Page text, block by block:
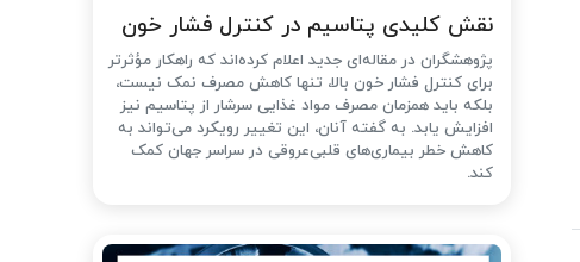
نقش کلیدی پتاسیم در کنترل فشار خون
پژوهشگران در مقاله‌ای جدید اعلام کرده‌اند که راهکار مؤثرتر
برای کنترل فشار خون بالا، تنها کاهش مصرف نمک نیست،
بلکه باید همزمان مصرف مواد غذایی سرشار از پتاسیم نیز
افزایش یابد. به گفته آنان، این تغییر رویکرد می‌تواند به
کاهش خطر بیماری‌های قلبی‌عروقی در سراسر جهان کمک
کند.